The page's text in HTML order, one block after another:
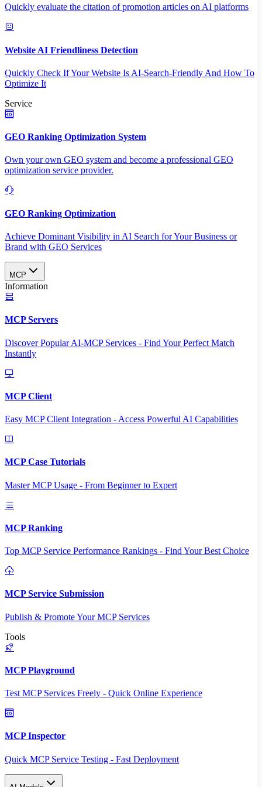
Quickly evaluate the citation of promotion articles on AI platforms
Website AI Friendliness Detection
Quickly Check If Your Website Is AI-Search-Friendly And How To
Optimize It
Service
GEO Ranking Optimization System
Own your own GEO system and become a professional GEO
optimization service provider.
GEO Ranking Optimization
Achieve Dominant Visibility in AI Search for Your Business or
Brand with GEO Services​
MCP
Information
MCP Servers
Discover Popular AI-MCP Services - Find Your Perfect Match
Instantly
MCP Client
Easy MCP Client Integration - Access Powerful AI Capabilities
MCP Case Tutorials
Master MCP Usage - From Beginner to Expert
MCP Ranking
Top MCP Service Performance Rankings - Find Your Best Choice
MCP Service Submission
Publish & Promote Your MCP Services
Tools
MCP Playground
Test MCP Services Freely - Quick Online Experience
MCP Inspector
Quick MCP Service Testing - Fast Deployment